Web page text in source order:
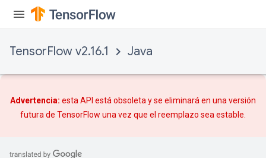
TensorFlow v2.16.1 Java
Advertencia: esta API está obsoleta y se eliminará en una versión
futura de TensorFlow una vez que el reemplazo sea estable.